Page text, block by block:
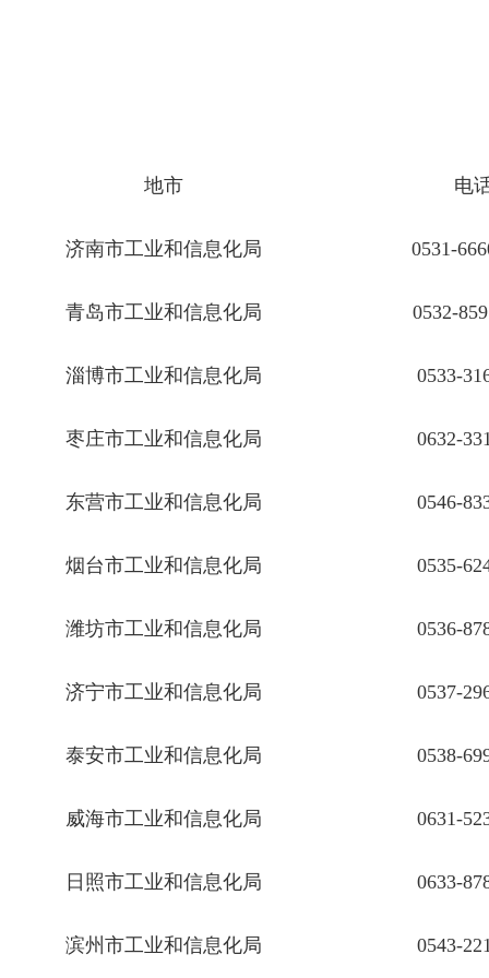
地市 电
济南市工业和信息化局 0531-
青岛市工业和信息化局 0532-
淄博市工业和信息化局 0533-
枣庄市工业和信息化局 0632-
东营市工业和信息化局 0546-
烟台市工业和信息化局 0535-
潍坊市工业和信息化局 0536-
济宁市工业和信息化局 0537-
泰安市工业和信息化局 0538-
威海市工业和信息化局 0631-
日照市工业和信息化局 0633-
滨州市工业和信息化局 0543-